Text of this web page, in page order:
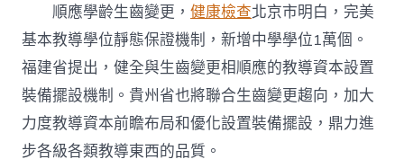
順應學齡生齒變更，健康檢查北京市明白，完美
基本教導學位靜態保證機制，新增中學學位1萬個。
福建省提出，健全與生齒變更相順應的教導資本設置
裝備擺設機制。貴州省也將聯合生齒變更趨向，加大
力度教導資本前瞻布局和優化設置裝備擺設，鼎力進
步各級各類教導東西的品質。